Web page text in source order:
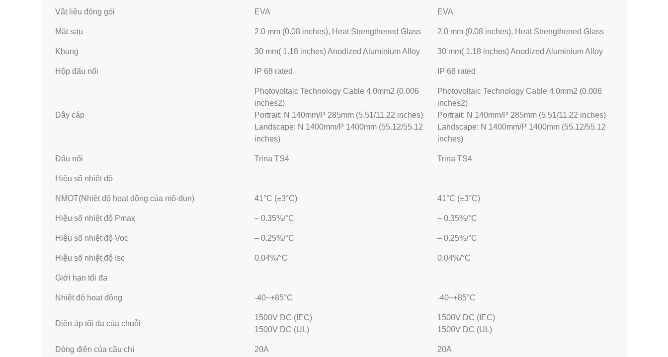
Vật liệu đóng gói EVA EVA
Mặt sau 2.0 mm (0.08 inches), Heat Strengthened Glass 2.0 mm (0.08 inches), Heat Strengthened Glass
Khung 30 mm( 1.18 inches) Anodized Aluminium Alloy 30 mm( 1.18 inches) Anodized Aluminium Alloy
Hộp đấu nối IP 68 rated IP 68 rated
Dây cáp
Photovoltaic Technology Cable 4.0mm2 (0.006
inches2)
Portrait: N 140mm/P 285mm (5.51/11.22 inches)
Landscape: N 1400mm/P 1400mm (55.12/55.12
inches)
Photovoltaic Technology Cable 4.0mm2 (0.006
inches2)
Portrait: N 140mm/P 285mm (5.51/11.22 inches)
Landscape: N 1400mm/P 1400mm (55.12/55.12
inches)
Đấu nối Trina TS4 Trina TS4
Hiệu số nhiệt độ
NMOT(Nhiệt độ hoạt động của mô-đun) 41°C (±3°C) 41°C (±3°C)
Hiệu số nhiệt độ Pmax – 0.35%/°C – 0.35%/°C
Hiệu số nhiệt độ Voc – 0.25%/°C – 0.25%/°C
Hiệu số nhiệt độ Isc 0.04%/°C 0.04%/°C
Giới hạn tối đa
Nhiệt độ hoạt động -40~+85°C -40~+85°C
Điện áp tối đa của chuỗi
1500V DC (IEC)
1500V DC (UL)
1500V DC (IEC)
1500V DC (UL)
Dòng điện của cầu chì 20A 20A